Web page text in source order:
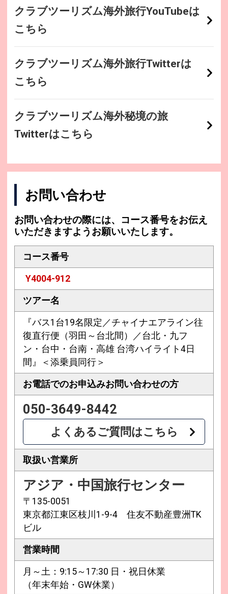
クラブツーリズム海外旅行YouTubeは
こちら
クラブツーリズム海外旅行Twitterは
こちら
クラブツーリズム海外秘境の旅
Twitterはこちら
お問い合わせ
お問い合わせの際には、コース番号をお伝え
いただきますようお願いいたします。
コース番号
Y4004-912
ツアー名
『バス1台19名限定／チャイナエアライン往
復直行便（羽田～台北間）／台北・九フ
ン・台中・台南・高雄 台湾ハイライト4日
間』＜添乗員同行＞
お電話でのお申込みお問い合わせの方
050-3649-8442
よくあるご質問はこちら
取扱い営業所
アジア・中国旅行センター
〒135-0051
東京都江東区枝川1-9-4 住友不動産豊洲TK
ビル
営業時間
月～土：9:15～17:30 日・祝日休業
（年末年始・GW休業）